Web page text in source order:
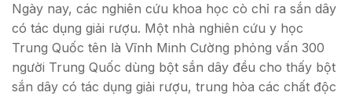
Ngày nay, các nghiên cứu khoa học cò chỉ ra sắn dây
có tác dụng giải rượu. Một nhà nghiên cứu y học
Trung Quốc tên là Vĩnh Minh Cường phỏng vấn 300
người Trung Quốc dùng bột sắn dây đều cho thấy bột
sắn dây có tác dụng giải rượu, trung hòa các chất độc